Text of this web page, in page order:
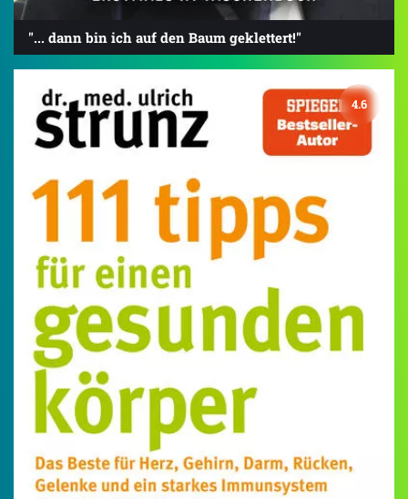
"... dann bin ich auf den Baum geklettert!"
4.6